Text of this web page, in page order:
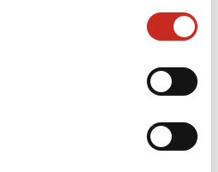
Midden-